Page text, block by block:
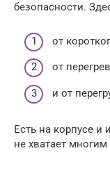
безопасности.
от
от
и от
Есть на корпусе и
не хватает